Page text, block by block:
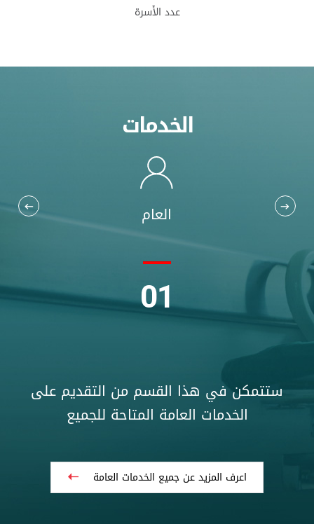
عدد الأَسرة
الخدمات
العام
01
ستتمكن في هذا القسم من التقديم على
الخدمات العامة المتاحة للجميع
اعرف المزيد عن جميع الخدمات العامة